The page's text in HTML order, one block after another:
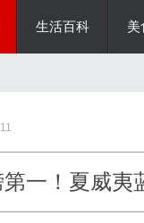
生活百科 美
一！夏威